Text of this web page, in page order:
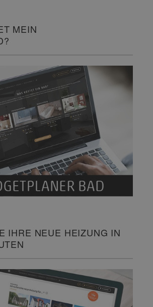
MEIN
IHRE NEUE HEIZUNG IN